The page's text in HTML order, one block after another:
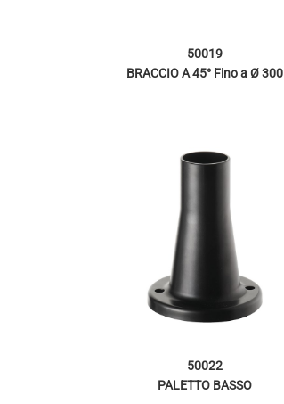
50019
BRACCIO A 45° Fino a Ø 300
50022
PALETTO BASSO